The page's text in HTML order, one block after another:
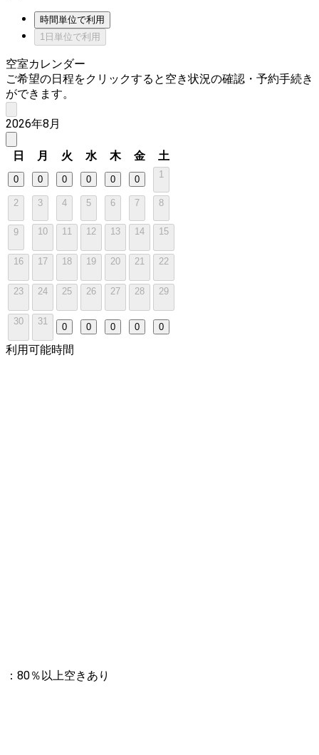
時間単位で利用
1日単位で利用
空室カレンダー
ご希望の日程をクリックすると空き状況の確認・予約手続き
ができます。
2026年8月
日 月 火 水 木 金 土
0 0 0 0 0 0 1
2 3 4 5 6 7 8
9 10 11 12 13 14 15
16 17 18 19 20 21 22
23 24 25 26 27 28 29
30 31
0 0 0 0 0
利用可能時間
：80％以上空きあり